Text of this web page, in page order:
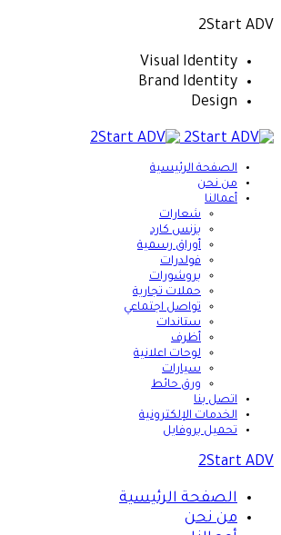
2Start ADV
Visual Identity
Brand Identity
Design
الصفحة الرئيسية
من نحن
أعمالنا
شعارات
بزنس كارد
أوراق رسمية
فولدرات
بروشورات
حملات تجارية
تواصل اجتماعي
ستاندات
أظرف
لوحات اعلانية
سيارات
ورق حائط
اتصل بنا
الخدمات الإلكترونية
تحميل بروفايل
2Start ADV
الصفحة الرئيسية
من نحن